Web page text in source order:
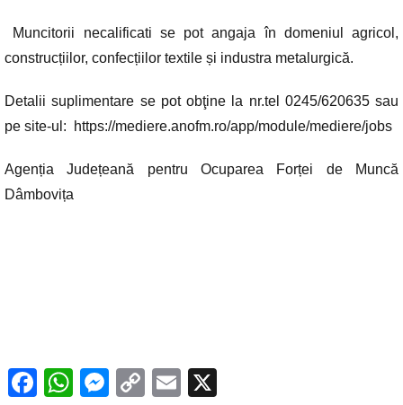
Muncitorii necalificati se pot angaja în domeniul agricol,
construcțiilor, confecțiilor textile și industra metalurgică.
Detalii suplimentare se pot obţine la nr.tel 0245/620635 sau
pe site-ul: https://mediere.anofm.ro/app/module/mediere/jobs
Agenția Județeană pentru Ocuparea Forței de Muncă
Dâmbovița
F
W
M
C
E